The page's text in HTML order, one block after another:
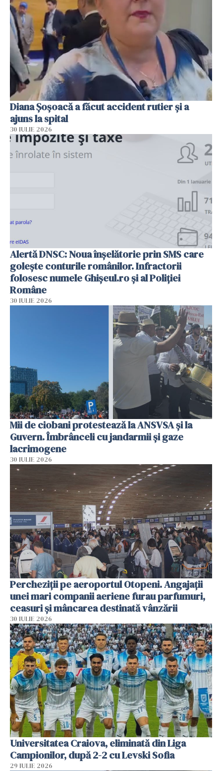
Diana Șoșoacă a făcut accident rutier și a
ajuns la spital
30 IULIE 2026
Alertă DNSC: Noua înșelătorie prin SMS care
golește conturile românilor. Infractorii
folosesc numele Ghișeul.ro și al Poliției
Române
30 IULIE 2026
Mii de ciobani protestează la ANSVSA și la
Guvern. Îmbrânceli cu jandarmii și gaze
lacrimogene
30 IULIE 2026
Percheziții pe aeroportul Otopeni. Angajații
unei mari companii aeriene furau parfumuri,
ceasuri și mâncarea destinată vânzării
30 IULIE 2026
Universitatea Craiova, eliminată din Liga
Campionilor, după 2-2 cu Levski Sofia
29 IULIE 2026